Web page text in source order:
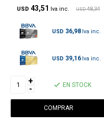
USD 43,51 USD 48,34
USD 36,98
USD 39,16
+
- EN STOCK